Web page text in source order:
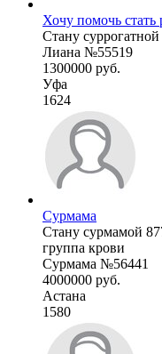
Хочу помочь стать
Стану
Лиана №55519
1300000 руб.
Уфа
1624
Сурмама
Стану сурмамой
группа крови
Сурмама №56441
4000000 руб.
Астана
1580